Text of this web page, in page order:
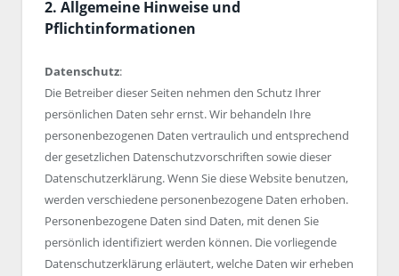
2. Allgemeine Hinweise und
Pflichtinformationen
Datenschutz:
Die Betreiber dieser Seiten nehmen den Schutz Ihrer
persönlichen Daten sehr ernst. Wir behandeln Ihre
personenbezogenen Daten vertraulich und entsprechend
der gesetzlichen Datenschutzvorschriften sowie dieser
Datenschutzerklärung. Wenn Sie diese Website benutzen,
werden verschiedene personenbezogene Daten erhoben.
Personenbezogene Daten sind Daten, mit denen Sie
persönlich identifiziert werden können. Die vorliegende
Datenschutzerklärung erläutert, welche Daten wir erheben